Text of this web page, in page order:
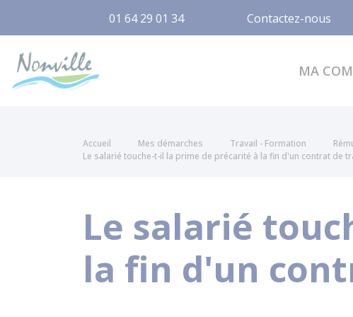
01 64 29 01 34 Contactez-nous
MA
Accueil Mes démarches Travail - Formation
Le salarié touche-t-il la prime de précarité à la fin d'un contrat de
Le salarié
la fin d'un